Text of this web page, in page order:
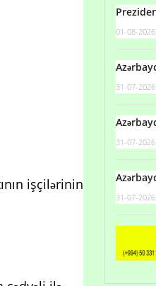
işçilərinin
01-08-
31-07-
31-07-
31-07-